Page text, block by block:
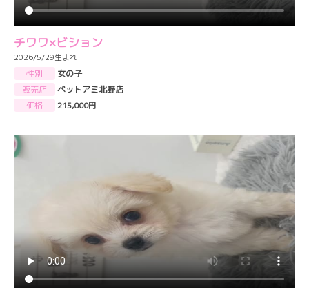
チワワ×ビション
2026/5/29生まれ
性別
女の子
販売店
ペットアミ北野店
価格
215,000円